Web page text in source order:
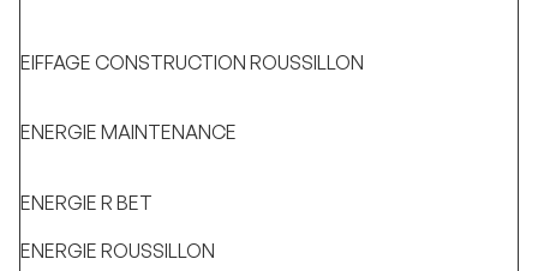
EIFFAGE CONSTRUCTION ROUSSILLON
ENERGIE MAINTENANCE
ENERGIE R BET
ENERGIE ROUSSILLON